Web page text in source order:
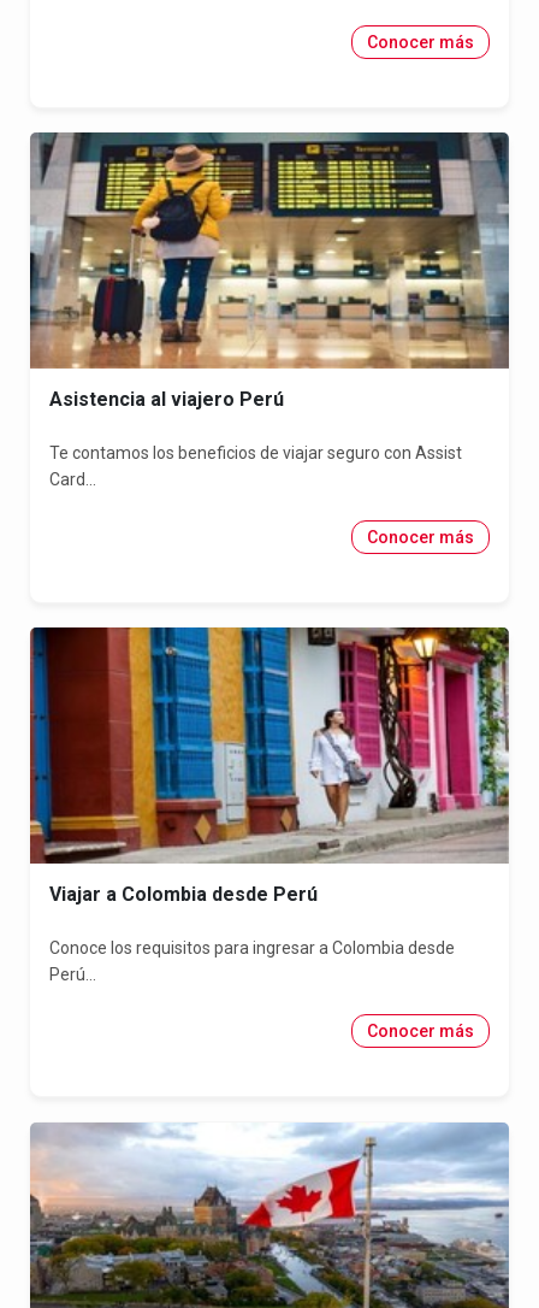
Conocer más
Asistencia al viajero Perú
Te contamos los beneficios de viajar seguro con Assist
Card...
Conocer más
Viajar a Colombia desde Perú
Conoce los requisitos para ingresar a Colombia desde
Perú...
Conocer más